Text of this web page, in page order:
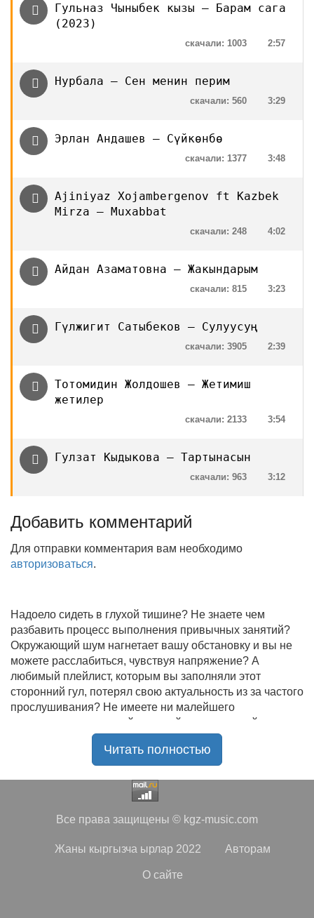
Гульназ Чыныбек кызы — Барам сага
(2023)
2:57
скачали: 1003
Нурбала — Сен менин перим
3:29
скачали: 560
Эрлан Андашев — Сүйкөнбө
3:48
скачали: 1377
Ajiniyaz Xojambergenov ft Kazbek
Mirza — Muxabbat
4:02
скачали: 248
Айдан Азаматовна — Жакындарым
3:23
скачали: 815
Гүлжигит Сатыбеков — Сулуусуң
2:39
скачали: 3905
Тотомидин Жолдошев — Жетимиш
жетилер
3:54
скачали: 2133
Гулзат Кыдыкова — Тартынасын
3:12
скачали: 963
Добавить комментарий
Для отправки комментария вам необходимо
авторизоваться.
Надоело сидеть в глухой тишине? Не знаете чем
разбавить процесс выполнения привычных занятий?
Окружающий шум нагнетает вашу обстановку и вы не
можете расслабиться, чувствуя напряжение? А
любимый плейлист, которым вы заполняли этот
сторонний гул, потерял свою актуальность из за частого
прослушивания? Не имеете ни малейшего
представления, где найти новый качественный контент
на замену старому? В таком случае вы обратились по
радостью приветствует своих старых и новых
чудесную подборку самых лучших песен всех времён
старых и новых треков, самые востребованные и
популярные композиции отечественных и зарубежных
Читать полностью
Все права защищены © kgz-music.com
Жаны кыргызча ырлар 2022 Авторам
О сайте